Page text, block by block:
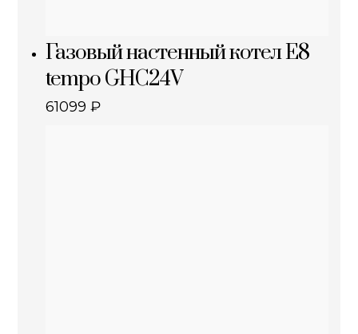
Газовый настенный котел E8
tempo GHC24V
61099₽